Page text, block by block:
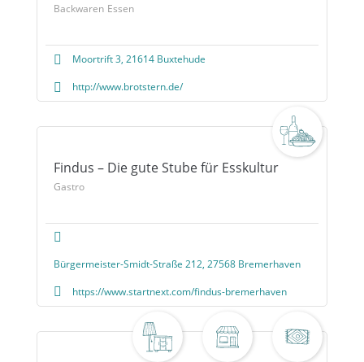
Backwaren Essen
Moortrift 3, 21614 Buxtehude
http://www.brotstern.de/
Findus – Die gute Stube für Esskultur
Gastro
Bürgermeister-Smidt-Straße 212, 27568 Bremerhaven
https://www.startnext.com/findus-bremerhaven